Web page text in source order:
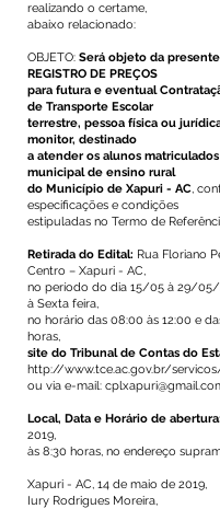
realizando o certame,
abaixo relacionado:
OBJETO: Será objeto da
REGISTRO DE PREÇOS
para futura e eventual
de Transporte Escolar
terrestre, pessoa física ou
monitor, destinado
a atender os alunos
municipal de ensino rural
do Município de Xapuri - AC,
especificações e condições
estipuladas no Termo de
Retirada do Edital: Rua Floriano
Centro – Xapuri - AC,
no período do dia 15/05 à 29/05/
à Sexta feira,
no horário das 08:00 às 12:00 e
horas,
site do Tribunal de Contas do
http://www.tce.ac.gov.br/
ou via e-mail:
Local, Data e Horário de abertura:
2019,
às 8:30 horas, no endereço
Xapuri - AC, 14 de maio de 2019,
Iury Rodrigues Moreira,